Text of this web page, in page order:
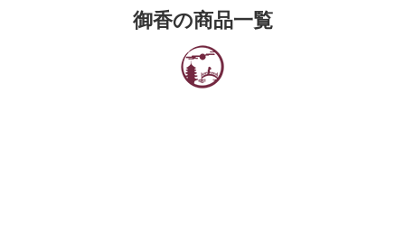
御香の商品一覧